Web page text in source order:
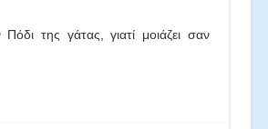
της γάτας, γιατί μοιάζει σαν